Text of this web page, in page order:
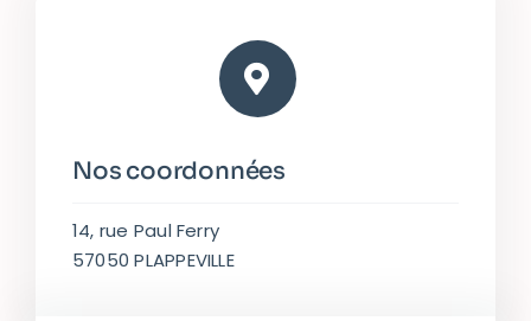
Nos coordonnées
14, rue Paul Ferry
57050 PLAPPEVILLE